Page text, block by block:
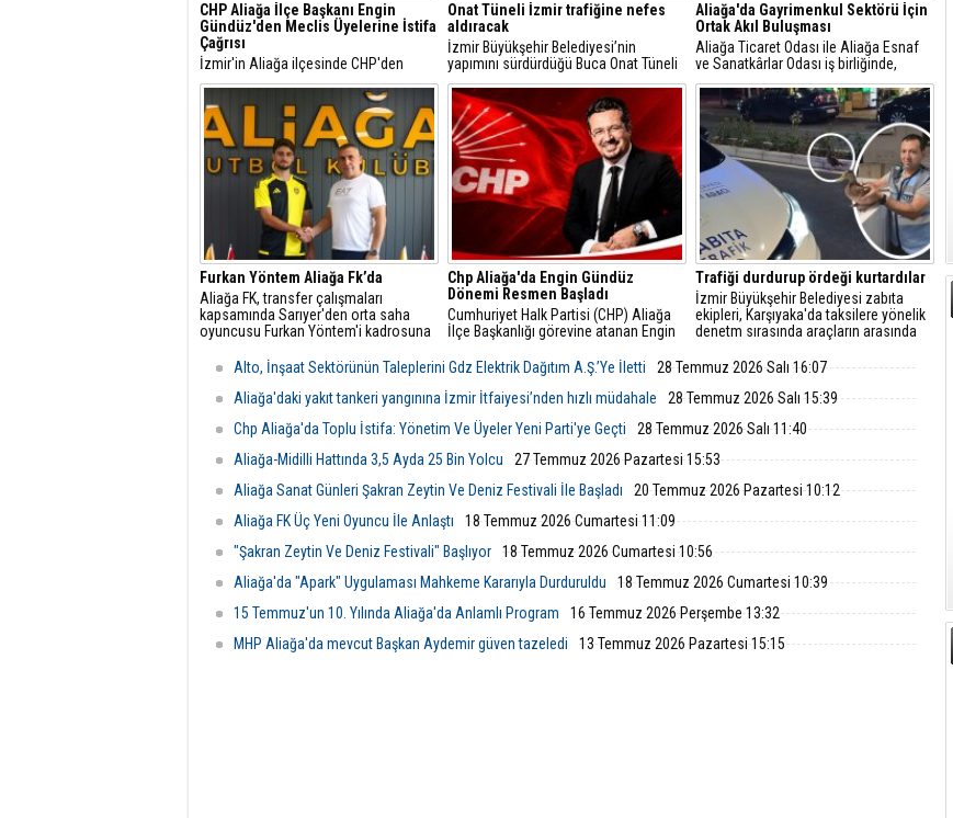
CHP Aliağa İlçe Başkanı Engin
Gündüz'den Meclis Üyelerine İstifa
Çağrısı
İzmir'in Aliağa ilçesinde CHP'den
ayrılan ve ayrılması gündemde olan
belediye meclis üyelerine tepki
gösteren CHP Aliağa İlçe Başkanı
Engin Gündüz, yazılı bir açıklama
yaparak meclis üyeliği görevlerinden
de istifa edilmesini istedi.
Onat Tüneli İzmir trafiğine nefes
aldıracak
İzmir Büyükşehir Belediyesi’nin
yapımını sürdürdüğü Buca Onat Tüneli
tamamlandığında, Buca ile Bornova
arasındaki ulaşım 45 dakikadan 10
dakikaya inecek.
Aliağa'da Gayrimenkul Sektörü İçin
Ortak Akıl Buluşması
Aliağa Ticaret Odası ile Aliağa Esnaf
ve Sanatkârlar Odası iş birliğinde,
ilçede faaliyet gösteren gayrimenkul
danışmanlarıyla sektörel istişare
toplantısı gerçekleştirildi.
Furkan Yöntem Aliağa Fk’da
​Aliağa FK, transfer çalışmaları
kapsamında Sarıyer'den orta saha
oyuncusu Furkan Yöntem'i kadrosuna
Chp Aliağa'da Engin Gündüz
Dönemi Resmen Başladı
Cumhuriyet Halk Partisi (CHP) Aliağa
İlçe Başkanlığı görevine atanan Engin
yaptığı açıklamayla yeni döneme ilişkin
Trafiği durdurup ördeği kurtardılar
İzmir Büyükşehir Belediyesi zabıta
ekipleri, Karşıyaka'da taksilere yönelik
denetm sırasında araçların arasında
trafiği durdurdu.
Alto, İnşaat Sektörünün Taleplerini Gdz Elektrik Dağıtım A.Ş.’Ye İletti
28 Temmuz 2026 Salı 16:07
Aliağa'daki yakıt tankeri yangınına İzmir İtfaiyesi’nden hızlı müdahale
28 Temmuz 2026 Salı 15:39
Chp Aliağa'da Toplu İstifa: Yönetim Ve Üyeler Yeni Parti'ye Geçti
28 Temmuz 2026 Salı 11:40
Aliağa-Midilli Hattında 3,5 Ayda 25 Bin Yolcu
27 Temmuz 2026 Pazartesi 15:53
Aliağa Sanat Günleri Şakran Zeytin Ve Deniz Festivali İle Başladı
20 Temmuz 2026 Pazartesi 10:12
Aliağa FK Üç Yeni Oyuncu İle Anlaştı
18 Temmuz 2026 Cumartesi 11:09
"Şakran Zeytin Ve Deniz Festivali" Başlıyor
18 Temmuz 2026 Cumartesi 10:56
Aliağa'da "Apark" Uygulaması Mahkeme Kararıyla Durduruldu
18 Temmuz 2026 Cumartesi 10:39
15 Temmuz'un 10. Yılında Aliağa'da Anlamlı Program
16 Temmuz 2026 Perşembe 13:32
MHP Aliağa'da mevcut Başkan Aydemir güven tazeledi
13 Temmuz 2026 Pazartesi 15:15